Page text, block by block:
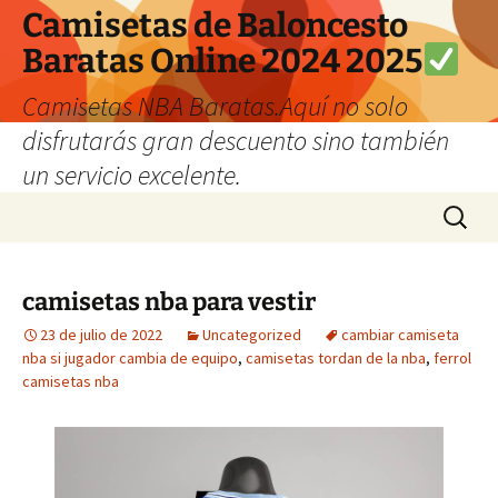
Camisetas de Baloncesto
Baratas Online 2024 2025
Camisetas NBA Baratas.Aquí no solo
disfrutarás gran descuento sino también
un servicio excelente.
Buscar:
camisetas nba para vestir
23 de julio de 2022 Uncategorized
cambiar camiseta
nba si jugador cambia de equipo, camisetas tordan de la nba, ferrol
camisetas nba